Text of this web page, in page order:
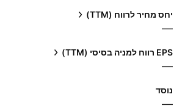
יחס מחיר לרווח (TTM)
—
EPS רווח למניה בסיסי (TTM)
—
נוסד
—